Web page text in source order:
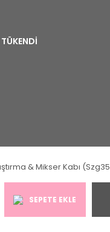
TÜKENDİ
& Mikser Kabı
575,00 TL
SEPETE EKLE